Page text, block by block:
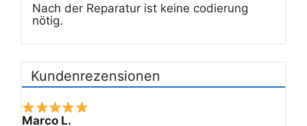
Nach der Reparatur ist keine codierung
nötig.
Kundenrezensionen
Marco L.